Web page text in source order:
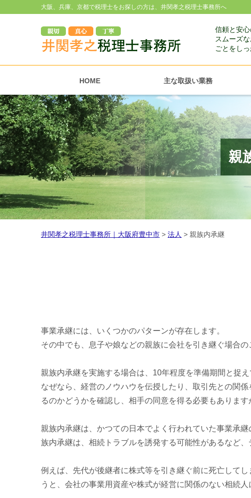
大阪、兵庫、京都で税理士をお探しの方は、井関孝之税理士事務所へ
信頼と安心
スムーズ
ごとをし
HOME 主な取扱い業務
親
井関孝之税理士事務所｜大阪府豊中市 > 法人 > 親族内承継
事業承継には、いくつかのパターンが存在します。
その中でも、息子や娘などの親族に会社を引き継ぐ場合の
親族内承継を実施する場合は、10年程度を準備期間と捉え
なぜなら、経営のノウハウを伝授したり、取引先との関
るのかどうかを確認し、相手の同意を得る必要もありま
親族内承継は、かつての日本でよく行われていた事業承
族内承継は、相続トラブルを誘発する可能性があるなど、
例えば、先代が後継者に株式等を引き継ぐ前に死亡して
うと、会社の事業用資産や株式が経営に関係のない相続